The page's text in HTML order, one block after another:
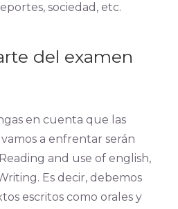
sociedad, etc.
del examen
en cuenta que las
a enfrentar serán
and use of english,
Es decir, debemos
escritos como orales y